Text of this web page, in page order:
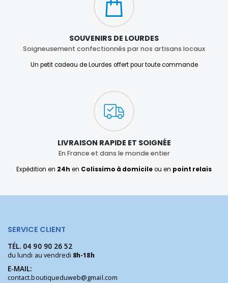
SOUVENIRS DE LOURDES
Soigneusement confectionnés par nos artisans locaux
Un petit cadeau de Lourdes offert pour toute commande
LIVRAISON RAPIDE ET SOIGNÉE
En France et dans le monde entier
Expédition en 24h en Colissimo à domicileou en point relais
SERVICE CLIENT
TÉL. 04 90 90 26 52
du lundi au vendredi 8h-18h
E-MAIL:
contact.boutiqueduweb@gmail.com